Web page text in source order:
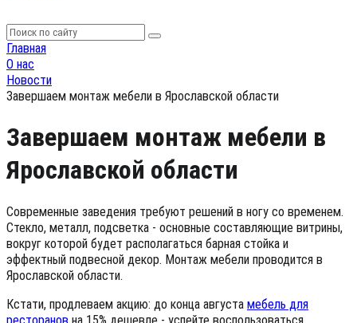
Главная
О нас
Новости
Завершаем монтаж мебели в Ярославской области
Завершаем монтаж мебели в
Ярославской области
Современные заведения требуют решений в ногу со временем.
Стекло, металл, подсветка - основные составляющие витрины,
вокруг которой будет располагаться барная стойка и
эффектный подвесной декор. Монтаж мебели проводится в
Ярославской области.
Кстати, продлеваем акцию: до конца августа мебель для